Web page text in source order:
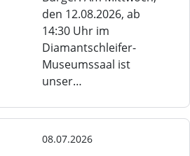
den 12.08.2026, ab
14:30 Uhr im
Diamantschleifer-
Museumssaal ist
unser…
08.07.2026